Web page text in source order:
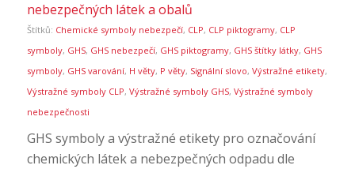
nebezpečných látek a obalů
Štítků: Chemické symboly nebezpečí, CLP, CLP piktogramy, CLP
symboly, GHS, GHS nebezpečí, GHS piktogramy, GHS štítky látky, GHS
symboly, GHS varování, H věty, P věty, Signální slovo, Výstražné etikety,
Výstražné symboly CLP, Výstražné symboly GHS, Výstražné symboly
nebezpečnosti
GHS symboly a výstražné etikety pro označování
chemických látek a nebezpečných odpadu dle